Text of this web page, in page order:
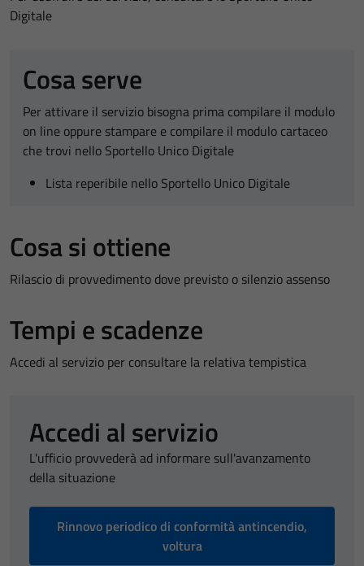
Digitale
Cosa serve
Per attivare il servizio bisogna prima compilare il modulo
on line oppure stampare e compilare il modulo cartaceo
che trovi nello Sportello Unico Digitale
Lista reperibile nello Sportello Unico Digitale
Cosa si ottiene
Rilascio di provvedimento dove previsto o silenzio assenso
Tempi e scadenze
Accedi al servizio per consultare la relativa tempistica
Accedi al servizio
L'ufficio provvederà ad informare sull'avanzamento
della situazione
Rinnovo periodico di conformità antincendio,
voltura